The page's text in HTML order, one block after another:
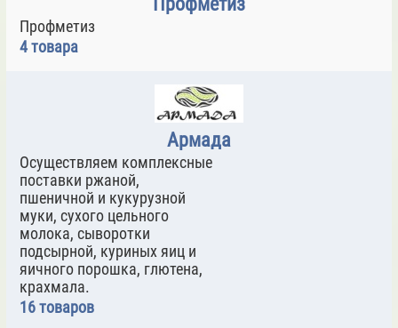
Профметиз
4 товара
Армада
Осуществляем комплексные
поставки ржаной,
пшеничной и кукурузной
муки, сухого цельного
молока, сыворотки
подсырной, куриных яиц и
яичного порошка, глютена,
крахмала.
16 товаров